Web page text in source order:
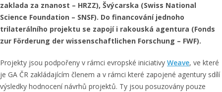
zaklada za znanost – HRZZ), Švýcarska (Swiss National
Science Foundation – SNSF). Do financování jednoho
trilaterálního projektu se zapojí i rakouská agentura (Fonds
zur Förderung der wissenschaftlichen Forschung – FWF).
Projekty jsou podpořeny v rámci evropské iniciativy Weave, ve které
je GA ČR zakládajícím členem a v rámci které zapojené agentury sdílí
výsledky hodnocení návrhů projektů. Ty jsou posuzovány pouze